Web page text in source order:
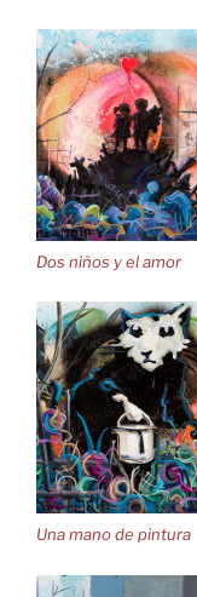
Dos niños y el amor
Una mano de pintura